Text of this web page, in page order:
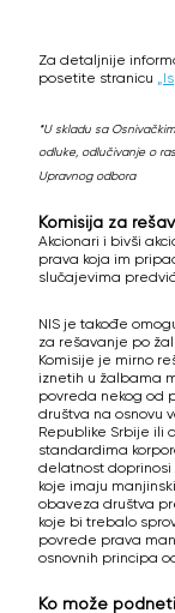
Za detaljnije
posetite stranicu
*U skladu sa
odluke, odlučivanje o
Upravnog odbora
Komisija za
Akcionari i bivši
prava koja im
slučajevima
NIS je takođe
za rešavanje po
Komisije je mirno
iznetih u žalbama
povreda nekog od
društva na osnovu
Republike Srbije ili
standardima
delatnost doprinosi
koje imaju
obaveza društva
koje bi trebalo
povrede prava
osnovnih principa
Ko može